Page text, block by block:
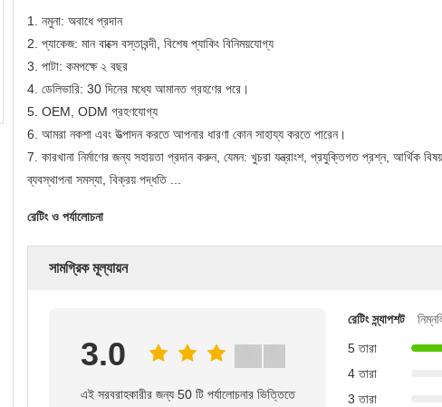
1. নমুনা: অবাধে প্রদান
2. প্যাকেজ: মান বাক্সে বস্তাবন্দী, বিশেষ প্যাকিং বিনিময়যোগ্য
3. পাটা: কমপক্ষে ২ বছর
4. ডেলিভারি: 30 দিনের মধ্যে আমানত গ্রহণের পরে।
5. OEM, ODM গ্রহণযোগ্য
6. আমরা নকশা এবং উত্পাদন করতে আপনার ধারণা কোন সাহায্য করতে পারেন।
7. কারখানা নির্মাণের জন্য সহায়তা প্রদান করুন, যেমন: খুচরা যন্ত্রাংশ, প্রযুক্তিগত প্রশ্ন, আর্থিক বিষয়,
ব্যবস্থাপনা সমস্যা, বিক্রয় পদ্ধতি ...
রেটিং ও পর্যালোচনা
সামগ্রিক মূল্যায়ন
3.0
এই সরবরাহকারীর জন্য 50 টি পর্যালোচনার ভিত্তিতে
রেটিং স্ন্যাপশট
5 তারা
4 তারা
3 তারা